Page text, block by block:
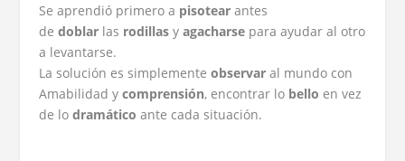
Se aprendió primero a pisotear antes
de doblar las rodillas y agacharse para ayudar al otro
a levantarse.
La solución es simplemente observar al mundo con
Amabilidad y comprensión, encontrar lo bello en vez
de lo dramático ante cada situación.